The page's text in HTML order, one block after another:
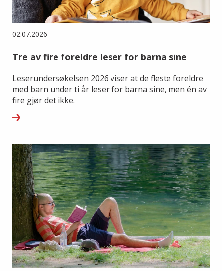
02.07.2026
Tre av fire foreldre leser for barna sine
Leserundersøkelsen 2026 viser at de fleste foreldre
med barn under ti år leser for barna sine, men én av
fire gjør det ikke.